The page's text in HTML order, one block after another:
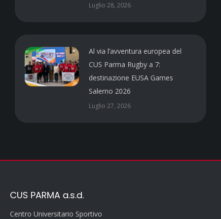
Luglio 28, 2026
Al via l’avventura europea del
CUS Parma Rugby a 7:
destinazione EUSA Games
Salerno 2026
Luglio 27, 2026
CUS PARMA a.s.d.
Centro Universitario Sportivo